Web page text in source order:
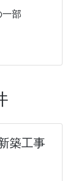
部
築工事